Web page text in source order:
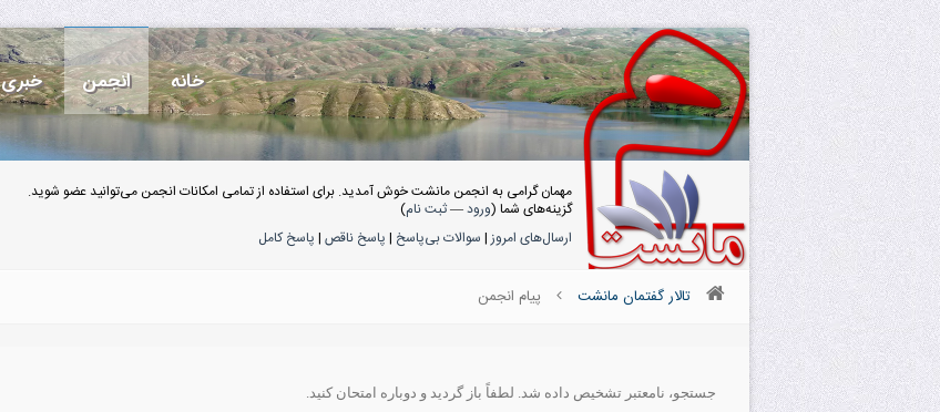
خانه انجمن خبری
مهمان گرامی به انجمن مانشت خوش آمدید. برای استفاده از تمامی امکانات انجمن می‌توانید عضو شوید.
گزینه‌های شما (ورود—ثبت نام)
ارسال‌های امروز| سوالات بی‌پاسخ | پاسخ ناقص | پاسخ کامل
تالار گفتمان مانشت پیام انجمن
جستجو، نامعتبر تشخیص داده شد. لطفاً باز گردید و دوباره امتحان کنید.